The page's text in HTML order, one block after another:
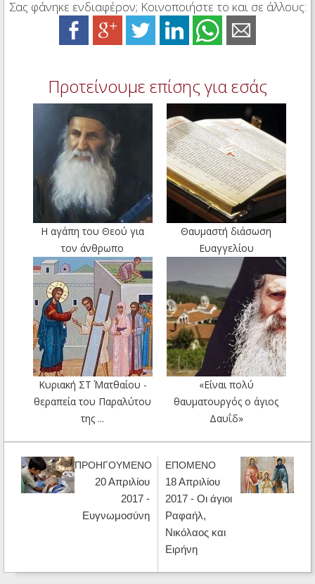
Σας φάνηκε ενδιαφέρον; Κοινοποιήστε το και σε άλλους:
Προτείνουμε επίσης για εσάς
Η αγάπη του Θεού για
τον άνθρωπο
Θαυμαστή διάσωση
Ευαγγελίου
Κυριακή ΣΤ΄ Ματθαίου -
θεραπεία του Παραλύτου
της ...
«Είναι πολύ
θαυματουργός ο άγιος
Δαυΐδ»
ΠΡΟΗΓΟΥΜΕΝΟ
20 Απριλίου
2017 -
Ευγνωμοσύνη
ΕΠΟΜΕΝΟ
18 Απριλίου
2017 - Οι άγιοι
Ραφαήλ,
Νικόλαος και
Ειρήνη